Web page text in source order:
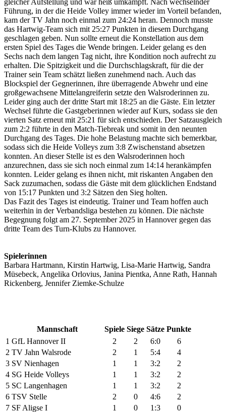
gleicher Aufstellung und war heiß umkämpft. Nach wechselnder
Führung, in der die Heide Volley immer wieder im Vorteil befanden,
kam der TV Jahn noch einmal zum 24:24 heran. Dennoch musste
das Hartwig-Team sich mit 25:27 Punkten in diesem Durchgang
geschlagen geben. Nun sollte erneut die Konstellation aus dem
ersten Spiel des Tages die Wende bringen. Leider gelang es den
Sechs nach dem langen Tag nicht, ihre Kondition noch aufrecht zu
erhalten. Die Spitzigkeit und die Durchschlagskraft, für die der
Trainer sein Team schätzt ließen zunehmend nach. Auch das
Blockspiel der Gegnerinnen, ihre überragende Abwehr und eine
großgewachsene Mittelangreiferin setzte den Walsroderinnen zu.
Leider ging auch der dritte Start mit 18:25 an die Gäste. Ein letzter
Wechsel führte die Gastgeberinnen wieder auf Kurs, sodass sie den
vierten Satz erneut mit 25:21 für sich entschieden. Der Satzausgleich
zum 2:2 führte in den Match-Tiebreak und somit in den neunten
Durchgang des Tages. Die hohe Belastung machte sich bemerkbar,
sodass sich die Heide Volleys zum 3:8 Zwischenstand absetzen
konnten. An dieser Stelle ist es den Walsroderinnen hoch
anzurechnen, dass sie sich noch einmal zum 14:14 herankämpfen
konnten. Leider gelang es ihnen nicht, mit riskanten Angaben den
Sack zuzumachen, sodass die Gäste mit dem glücklichen Endstand
von 15:17 Punkten und 3:2 Sätzen den Sieg holten.
Das Fazit des Tages ist eindeutig. Trainer und Team hoffen auch
weiterhin in der Verbandsliga bestehen zu können. Die nächste
Begegnung folgt am 27. September 2025 in Hannover gegen das
dritte Team des Turn-Klubs zu Hannover.
Spielerinnen
Barbara Hartmann, Kirstin Hartwig, Lisa-Marie Hartwig, Sandra
Müsebeck, Angelika Orlovius, Janina Pientka, Anne Rath, Hannah
Rickenberg, Jennifer Ziemke-Schulze
Mannschaft Spiele Siege Sätze Punkte
1 GfL Hannover II 2 2 6:0
6
2 TV Jahn Walsrode 2 1 5:4
4
3 SV Nienhagen 1 1 3:2
2
4 SG Heide Volleys 1 1 3:2
2
5 SC Langenhagen 1 1 3:2
2
6 TSV Stelle 2 0 4:6
2
7 SF Aligse I 1 0 1:3 0